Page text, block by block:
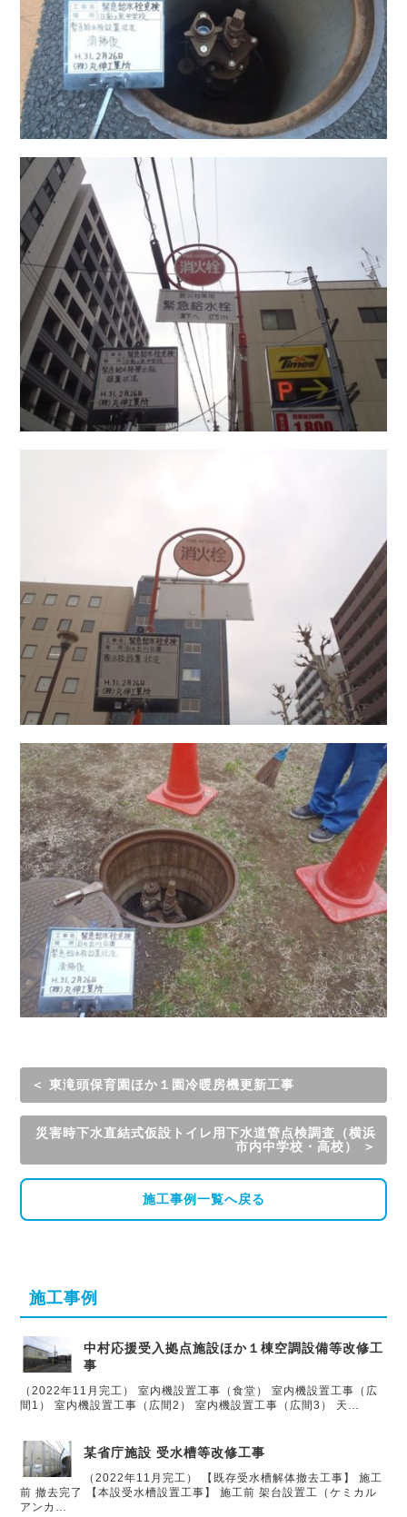
＜ 東滝頭保育園ほか１園冷暖房機更新工事
災害時下水直結式仮設トイレ用下水道管点検調査（横浜
市内中学校・高校） ＞
施工事例一覧へ戻る
施工事例
中村応援受入拠点施設ほか１棟空調設備等改修工
事
（2022年11月完工） 室内機設置工事（食堂） 室内機設置工事（広
間1） 室内機設置工事（広間2） 室内機設置工事（広間3） 天…
某省庁施設 受水槽等改修工事
（2022年11月完工） 【既存受水槽解体撤去工事】 施工
前 撤去完了 【本設受水槽設置工事】 施工前 架台設置工（ケミカル
アンカ…